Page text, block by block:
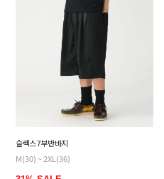
슬렉스 7부 반바지
M(30) ~ 2XL(36)